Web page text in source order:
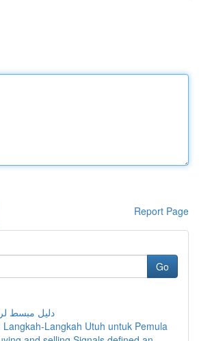
Report Page
Go
دليل مبسط
Langkah-Langkah Utuh untuk Pemula